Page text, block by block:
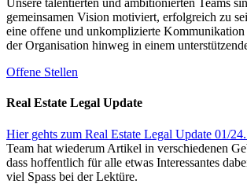
Unsere talentierten und ambitionierten Teams
gemeinsamen Vision motiviert, erfolgreich zu
eine offene und unkomplizierte Kommunikation
der Organisation hinweg in einem
Offene Stellen
Real Estate Legal Update
Hier gehts zum Real Estate Legal Update 01/24.
Team hat wiederum Artikel in verschiedenen
dass hoffentlich für alle etwas Interessantes
viel Spass bei der Lektüre.